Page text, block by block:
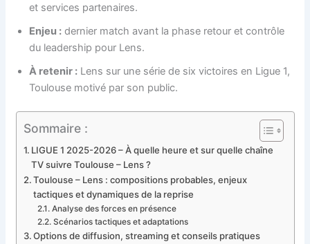
et services partenaires.
Enjeu : dernier match avant la phase retour et contrôle
du leadership pour Lens.
À retenir : Lens sur une série de six victoires en Ligue 1,
Toulouse motivé par son public.
Sommaire :
LIGUE 1 2025-2026 – À quelle heure et sur quelle chaîne
TV suivre Toulouse – Lens ?
Toulouse – Lens : compositions probables, enjeux
tactiques et dynamiques de la reprise
Analyse des forces en présence
Scénarios tactiques et adaptations
Options de diffusion, streaming et conseils pratiques